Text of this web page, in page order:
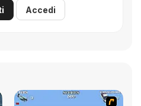
Accedi